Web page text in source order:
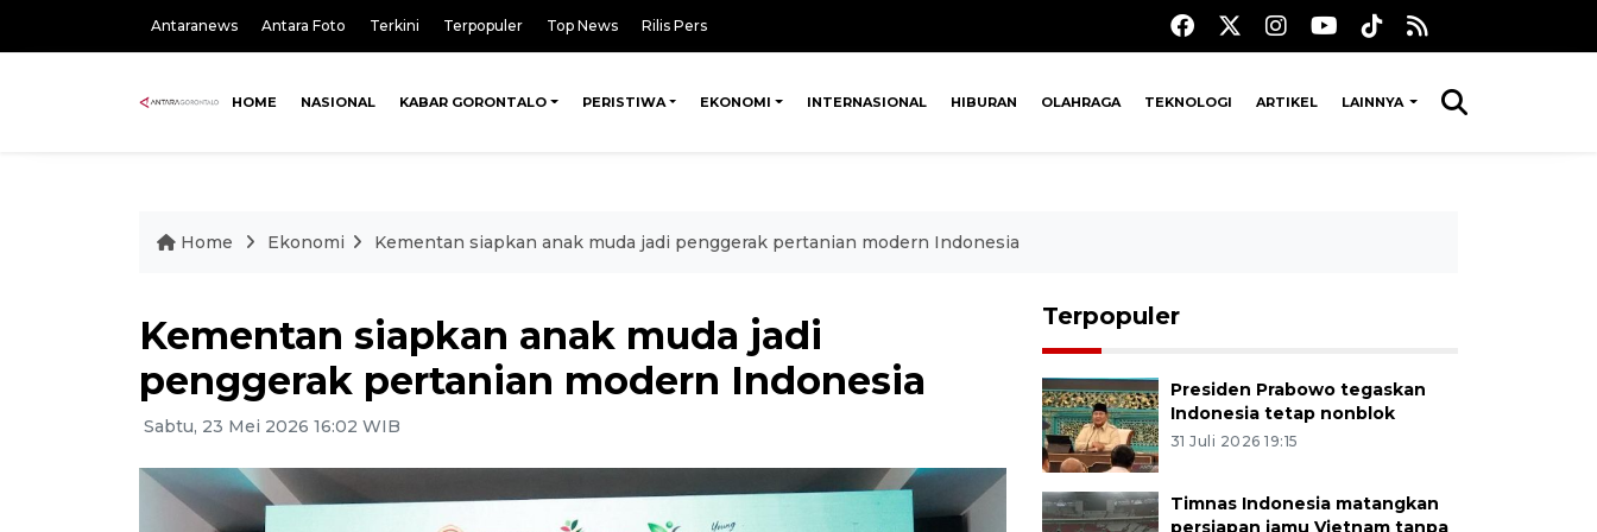
Antaranews Antara Foto Terkini Terpopuler Top News Rilis Pers
HOME NASIONAL KABAR GORONTALO PERISTIWA EKONOMI INTERNASIONAL HIBURAN OLAHRAGA TEKNOLOGI ARTIKEL LAINNYA
Home Ekonomi Kementan siapkan anak muda jadi penggerak pertanian modern Indonesia
Kementan siapkan anak muda jadi
penggerak pertanian modern Indonesia
Sabtu, 23 Mei 2026 16:02 WIB
Terpopuler
Presiden Prabowo tegaskan
Indonesia tetap nonblok
31 Juli 2026 19:15
Timnas Indonesia matangkan
persiapan jamu Vietnam tanpa